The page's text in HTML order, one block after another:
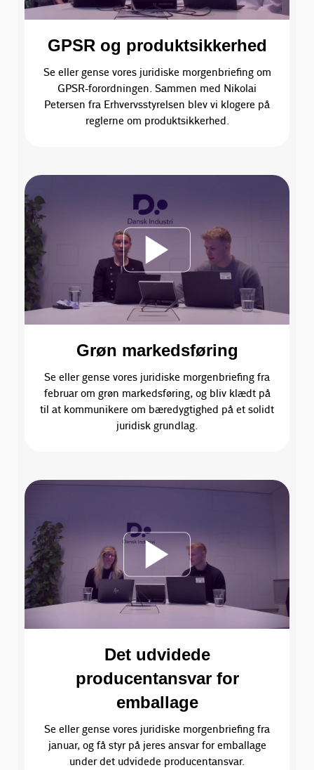
GPSR og produktsikkerhed
Se eller gense vores juridiske morgenbriefing om
GPSR-forordningen. Sammen med Nikolai
Petersen fra Erhvervsstyrelsen blev vi klogere på
reglerne om produktsikkerhed.
Grøn markedsføring
Se eller gense vores juridiske morgenbriefing fra
februar om grøn markedsføring, og bliv klædt på
til at kommunikere om bæredygtighed på et solidt
juridisk grundlag.
Det udvidede
producentansvar for
emballage
Se eller gense vores juridiske morgenbriefing fra
januar, og få styr på jeres ansvar for emballage
under det udvidede producentansvar.